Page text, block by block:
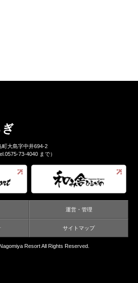
町大島字中井694-2
73-4040 まで）
運営・管理
サイトマップ
Nagomiya ResortAll Rights Reserved.